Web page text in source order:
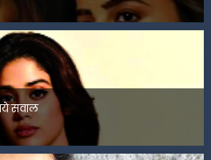
सवाल